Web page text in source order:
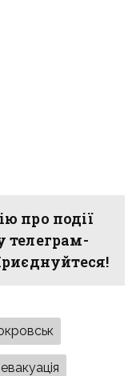
про події
телеграм-
евакуація